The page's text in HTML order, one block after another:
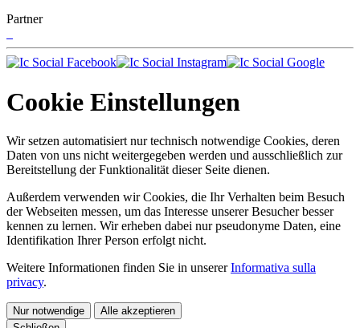
Partner
Cookie Einstellungen
Wir setzen automatisiert nur technisch notwendige Cookies, deren
Daten von uns nicht weitergegeben werden und ausschließlich zur
Bereitstellung der Funktionalität dieser Seite dienen.
Außerdem verwenden wir Cookies, die Ihr Verhalten beim Besuch
der Webseiten messen, um das Interesse unserer Besucher besser
kennen zu lernen. Wir erheben dabei nur pseudonyme Daten, eine
Identifikation Ihrer Person erfolgt nicht.
Weitere Informationen finden Sie in unsererInformativa sulla
privacy.
Nur notwendige
Alle akzeptieren